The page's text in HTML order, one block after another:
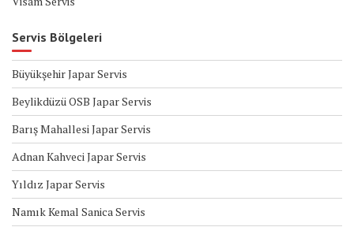
Servis Bölgeleri
Büyükşehir Japar Servis
Beylikdüzü OSB Japar Servis
Barış Mahallesi Japar Servis
Adnan Kahveci Japar Servis
Yıldız Japar Servis
Namık Kemal Sanica Servis